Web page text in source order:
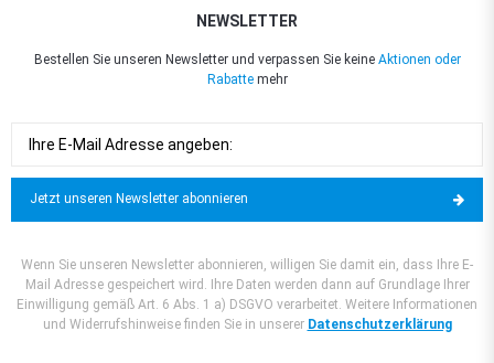
NEWSLETTER
Bestellen Sie unseren Newsletter und verpassen Sie keine Aktionen oder
Rabattemehr
Jetzt unseren Newsletter abonnieren
Wenn Sie unseren Newsletter abonnieren, willigen Sie damit ein, dass Ihre E-
Mail Adresse gespeichert wird. Ihre Daten werden dann auf Grundlage Ihrer
Einwilligung gemäß Art. 6 Abs. 1 a) DSGVO verarbeitet. Weitere Informationen
und Widerrufshinweise finden Sie in unserer Datenschutzerklärung